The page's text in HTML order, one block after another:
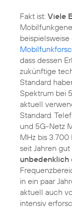
Fakt ist: Viele
beispielsweise
dass dessen
zukünftige
Standard
Spektrum bei
aktuell
Standard.
und 5G-Netz
MHz bis
seit Jahren
unbedenklich
in ein paar
aktuell auch
intensiv